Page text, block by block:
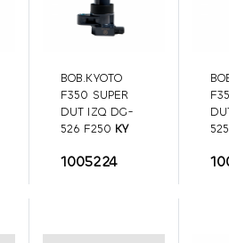
BOB.KYOTO
F350 SUPER
DUT IZQ DG-
526 F250 KY
1005224